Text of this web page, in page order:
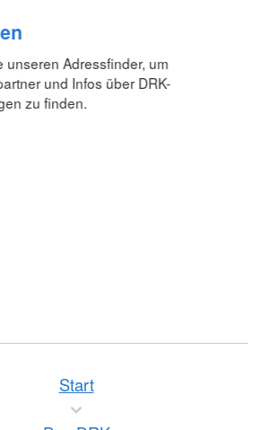
unseren Adressfinder, um
und Infos über DRK-
zu finden.
Start